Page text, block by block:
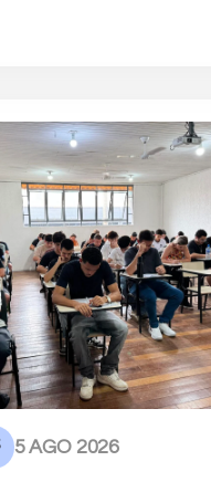
5 AGO 2026